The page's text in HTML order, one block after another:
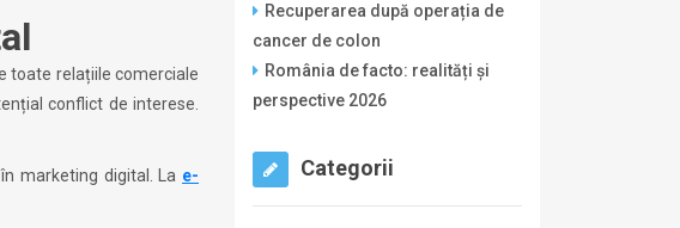
toate relațiile comerciale
conflict de interese.
marketing digital. La e-
Recuperarea după operația de
cancer de colon
România de facto: realități și
perspective 2026
Categorii